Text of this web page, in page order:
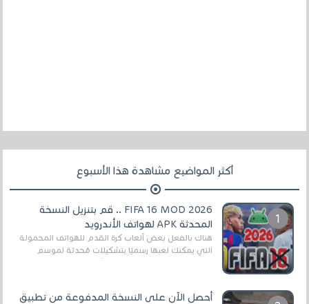
أكثر المواضيع مشاهدة هذا الأسبوع
FIFA 16 MOD 2026 .. قم بتنزيل النسخة
المحدثة APK لهواتف الأندرويد
هناك بالفعل بعض ألعاب كرة القدم للهواتف المحمولة
التي يمكنك لعبها رسميًا بتشكيلات مُحدثة لموسم
أحصل الآن على النسخة المدفوعة من تطبيق